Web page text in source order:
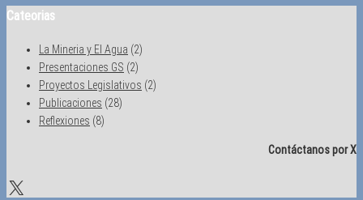
Cateorias
La Mineria y El Agua (2)
Presentaciones GS (2)
Proyectos Legislativos (2)
Publicaciones (28)
Reflexiones (8)
Contáctanos por X
X